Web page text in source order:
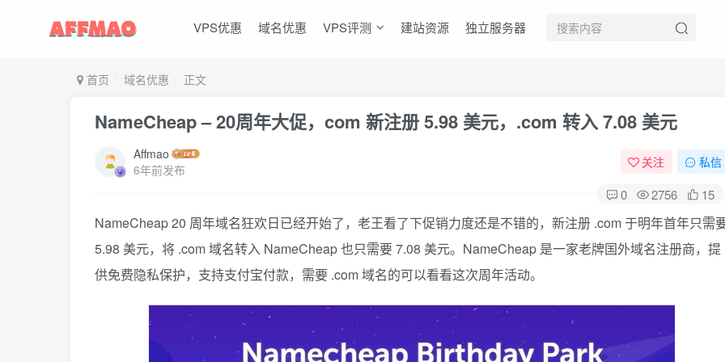
VPS优惠 域名优惠 VPS评测 建站资源 独立服务器
首页 域名优惠 正文
NameCheap – 20周年大促，com 新注册 5.98 美元，.com 转入 7.08 美元
Affmao
6年前发布
关注 私信
0 2756 15
NameCheap 20 周年域名狂欢日已经开始了，老王看了下促销力度还是不错的，新注册 .com 于明年首年只需
5.98 美元，将 .com 域名转入 NameCheap 也只需要 7.08 美元。NameCheap 是一家老牌国外域名注册商，提
供免费隐私保护，支持支付宝付款，需要 .com 域名的可以看看这次周年活动。